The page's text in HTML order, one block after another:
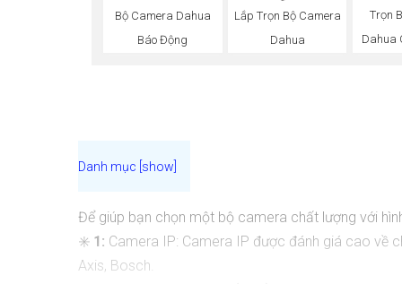
Bộ Camera Dahua
Báo Động
Lắp Trọn Bộ Camera
Dahua
Trọn
Dahua
Để giúp bạn chọn một bộ camera chất lượng với
✳️ 1: Camera IP: Camera IP được đánh giá cao về
Axis, Bosch.